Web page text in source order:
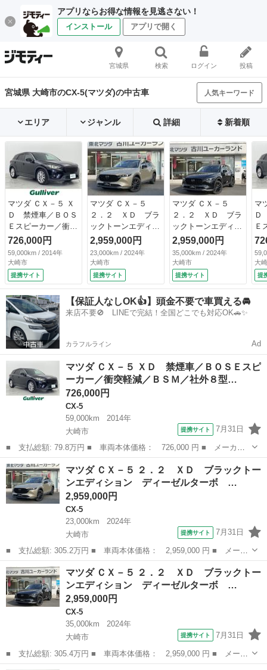
アプリならお得な情報を見逃さない！
インストール アプリで開く
宮城県 検索 ログイン 投稿
宮城県 大崎市のCX-5(マツダ)の中古車 人気キーワード
エリア ジャンル 詳細 新着順
マツダ ＣＸ－５ Ｘ
Ｄ 禁煙車／ＢＯＳ
Ｅスピーカー／衝突
軽減／ＢＳＭ／社外
８型ナビ／フルセグ
／バックカメラ／ク
ルコン／ＥＴＣ／ド
ライブレコーダー／
ＥＴＣ／Ａストップ
／横滑り防止装置／
純正１７インチアル
ミ／オートライト
（検9.9）
726,000円
59,000km / 2014年
大崎市
提携サイト
マツダ ＣＸ－５
２．２ ＸＤ ブラ
ックトーンエディシ
ョン ディーゼルタ
ーボ 衝突軽減ブレ
ーキ／３６０°ビュ
ーモニター （検
9.7）
2,959,000円
23,000km / 2024年
大崎市
提携サイト
マツダ ＣＸ－５
２．２ ＸＤ ブラ
ックトーンエディシ
ョン ディーゼルタ
ーボ 衝突軽減ブレ
ーキ／３６０°ビュ
ーモニター （検
9.7）
2,959,000円
35,000km / 2024年
大崎市
提携サイト
マ
Ｄ
Ｅ
軽
８
／
ル
ラ
（
大
提
【保証人なしOK👍】頭金不要で車買える🚘
来店不要🚫 LINEで完結！全国どこでも対応OK🚗✨
カラフルライン Ad
マツダ ＣＸ－５ ＸＤ 禁煙車／ＢＯＳＥスピ
ーカー／衝突軽減／ＢＳＭ／社外８型…
726,000円
CX-5
59,000km
2014年
大崎市
提携サイト 7月31日
■ 支払総額: 79.8万円 ■ 車両本体価格： 726,000 円 ■ メーカー
名： マツダ ■ 車種名： ＣＸ－５ ■ グレード名： ＸＤ 禁煙
車／ＢＯＳＥスピーカー／衝突軽減／ＢＳＭ／社外８型ナビ／フルセ
グ／バックカ...
宮城 大崎市 CX-5
マツダ ＣＸ－５ ２．２ ＸＤ ブラックトー
ンエディション ディーゼルターボ …
2,959,000円
CX-5
23,000km
2024年
大崎市
提携サイト 7月31日
■ 支払総額: 305.2万円 ■ 車両本体価格： 2,959,000 円 ■ メーカ
ー名： マツダ ■ 車種名： ＣＸ－５ ■ グレード名： ２．２
ＸＤ ブラックトーンエディション ディーゼルターボ 衝突軽減ブ
レーキ／...
宮城 大崎市 CX-5
マツダ ＣＸ－５ ２．２ ＸＤ ブラックトー
ンエディション ディーゼルターボ …
2,959,000円
CX-5
35,000km
2024年
大崎市
提携サイト 7月31日
■ 支払総額: 305.4万円 ■ 車両本体価格： 2,959,000 円 ■ メーカ
ー名： マツダ ■ 車種名： ＣＸ－５ ■ グレード名： ２．２